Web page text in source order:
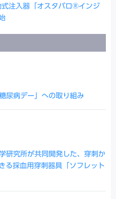
注入器「オスタバロ®インジ
尿病デー」への取り組み
研究所が共同開発した、穿刺か
る採血用穿刺器具「ソフレット